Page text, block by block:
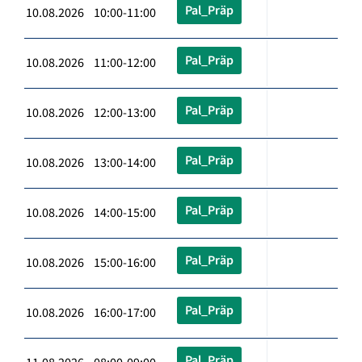
10.08.2026 10:00-11:00 Pal_Präp
10.08.2026 11:00-12:00 Pal_Präp
10.08.2026 12:00-13:00 Pal_Präp
10.08.2026 13:00-14:00 Pal_Präp
10.08.2026 14:00-15:00 Pal_Präp
10.08.2026 15:00-16:00 Pal_Präp
10.08.2026 16:00-17:00 Pal_Präp